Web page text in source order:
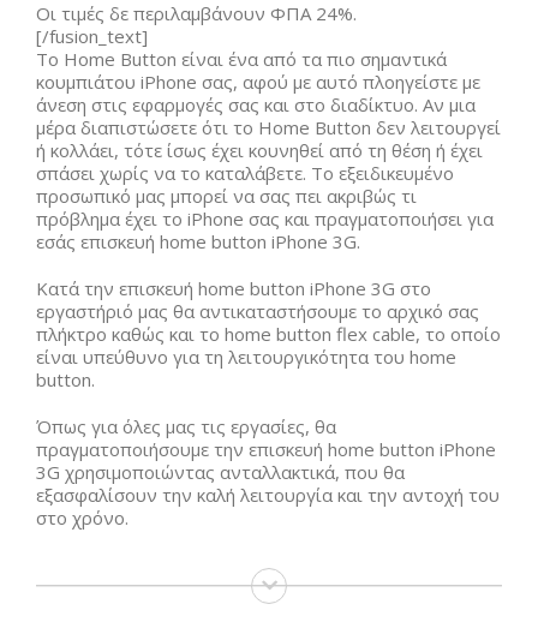
Οι τιμές δε περιλαμβάνουν ΦΠΑ 24%.
[/fusion_text]
Το Home Button είναι ένα από τα πιο σημαντικά
κουμπιάτου iPhone σας, αφού με αυτό πλοηγείστε με
άνεση στις εφαρμογές σας και στο διαδίκτυο. Αν μια
μέρα διαπιστώσετε ότι το Home Button δεν λειτουργεί
ή κολλάει, τότε ίσως έχει κουνηθεί από τη θέση ή έχει
σπάσει χωρίς να το καταλάβετε. Το εξειδικευμένο
προσωπικό μας μπορεί να σας πει ακριβώς τι
πρόβλημα έχει το iPhone σας και πραγματοποιήσει για
εσάς επισκευή home button iPhone 3G.
Kατά την επισκευή home button iPhone 3G στο
εργαστήριό μας θα αντικαταστήσουμε το αρχικό σας
πλήκτρο καθώς και το home button flex cable, το οποίο
είναι υπεύθυνο για τη λειτουργικότητα του home
button.
Όπως για όλες μας τις εργασίες, θα
πραγματοποιήσουμε την επισκευή home button iPhone
3G χρησιμοποιώντας ανταλλακτικά, που θα
εξασφαλίσουν την καλή λειτουργία και την αντοχή του
στο χρόνο.